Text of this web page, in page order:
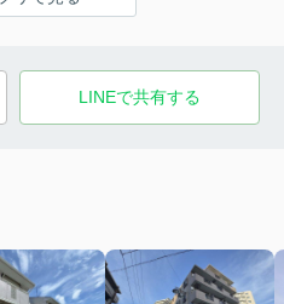
LINEで共有する